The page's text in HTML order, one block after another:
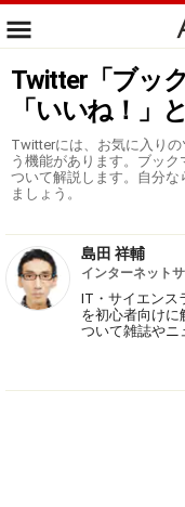
Twitter「ブッ
「いいね！」
Twitterには、お気に入り
う機能があります。ブッ
ついて解説します。自分
ましょう。
島田 祥輔
インターネット
IT・サイエンス
を初心者向けに
ついて雑誌やニ